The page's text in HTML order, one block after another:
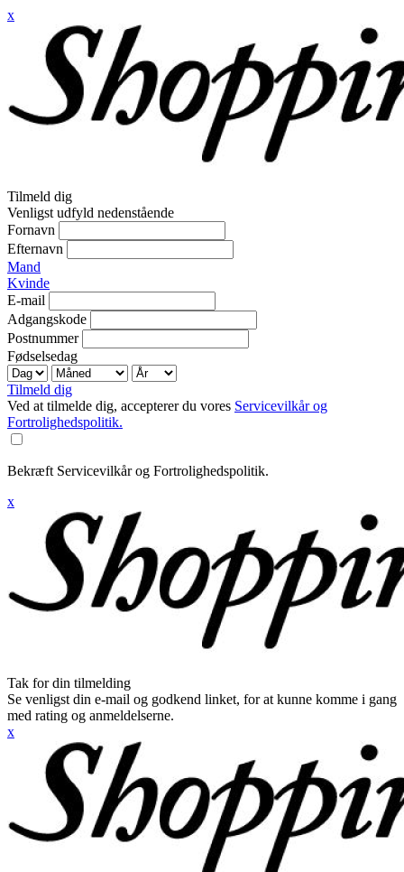
x
Tilmeld dig
Venligst udfyld nedenstående
Fornavn
Efternavn
Mand
Kvinde
E-mail
Adgangskode
Postnummer
Fødselsedag
Tilmeld dig
Ved at tilmelde dig, accepterer du vores Servicevilkår og
Fortrolighedspolitik.
Bekræft Servicevilkår og Fortrolighedspolitik.
x
Tak for din tilmelding
Se venligst din e-mail og godkend linket, for at kunne komme i gang
med rating og anmeldelserne.
x